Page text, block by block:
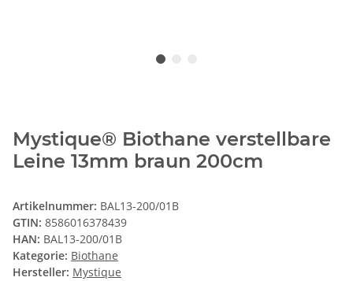
Mystique® Biothane verstellbare
Leine 13mm braun 200cm
Artikelnummer: BAL13-200/01B
GTIN: 8586016378439
HAN: BAL13-200/01B
Kategorie: Biothane
Hersteller: Mystique